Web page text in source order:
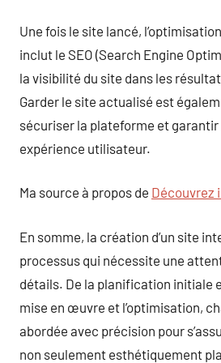
Une fois le site lancé,
inclut le SEO (Search Engine
la visibilité du site dans les
Garder le site actualisé est
sécuriser la plateforme et garantir
expérience utilisateur.
Ma source à propos de Découvrez
En somme, la création d’un site
processus qui nécessite une
détails. De la planification initiale
mise en œuvre et l’optimisation,
abordée avec précision pour
non seulement esthétiquement